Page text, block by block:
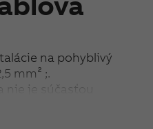
na pohyblivý
mm² ;.
je súčasťou